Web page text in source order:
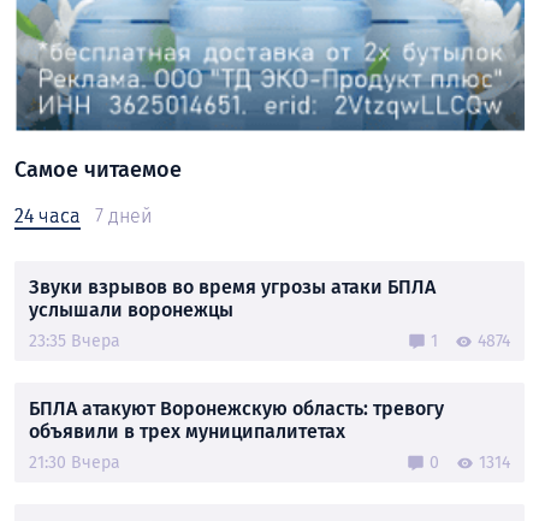
Самое читаемое
24 часа 7 дней
Звуки взрывов во время угрозы атаки БПЛА
услышали воронежцы
23:35 Вчера 1 4874
БПЛА атакуют Воронежскую область: тревогу
объявили в трех муниципалитетах
21:30 Вчера 0 1314